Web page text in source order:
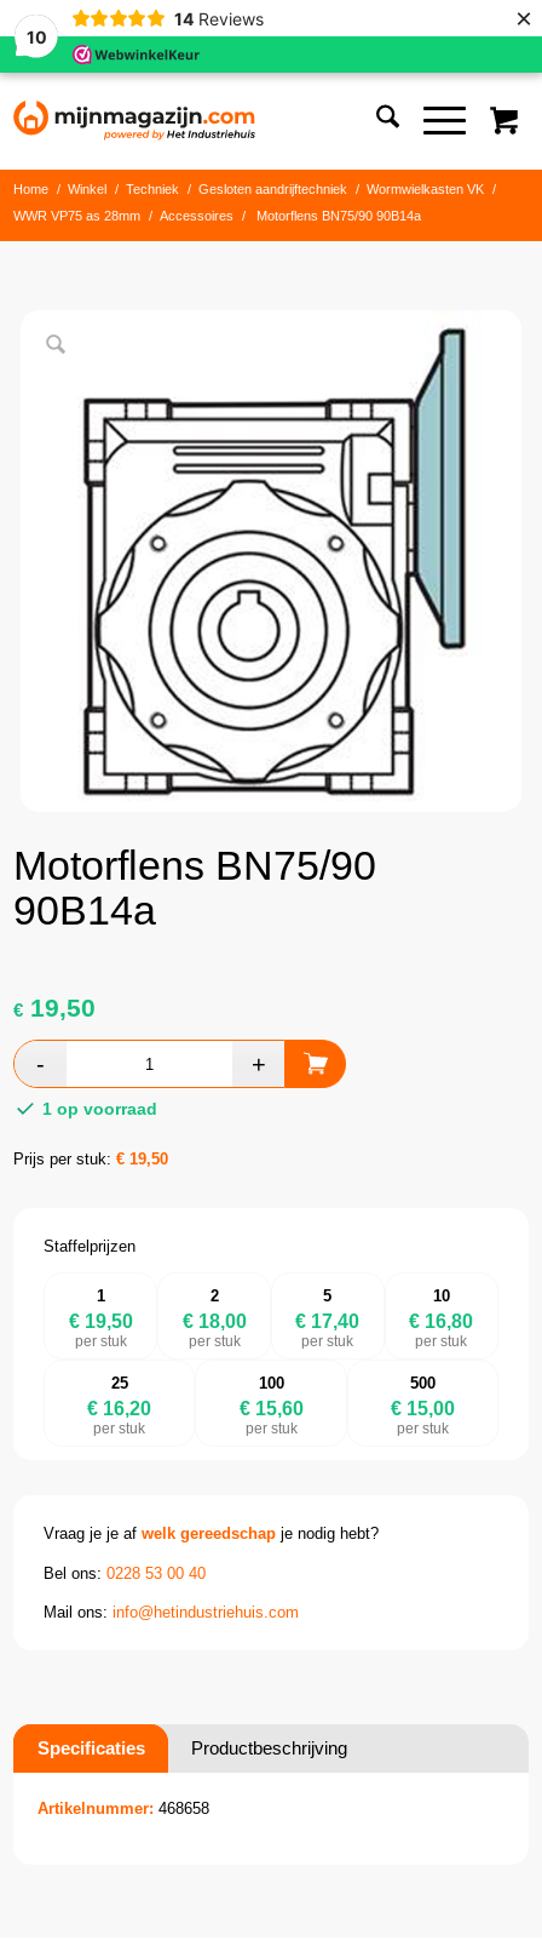
10
14 Reviews ×
Home / Winkel / Techniek / Gesloten aandrijftechniek / Wormwielkasten VK
/
WWR VP75 as 28mm
/ Accessoires / Motorflens BN75/90 90B14a
Motorflens BN75/90
90B14a
€ 19,50
1 op voorraad
Prijs per stuk:€19,50
Staffelprijzen
1
€ 19,50
per stuk
2
€ 18,00
per stuk
5
€ 17,40
per stuk
10
€ 16,80
per stuk
25
€ 16,20
per stuk
100
€ 15,60
per stuk
500
€ 15,00
per stuk
Vraag je je afwelk gereedschap je nodig hebt?
Bel ons:0228 53 00 40
Mail ons:info@hetindustriehuis.com
Specificaties Productbeschrijving
Artikelnummer: 468658